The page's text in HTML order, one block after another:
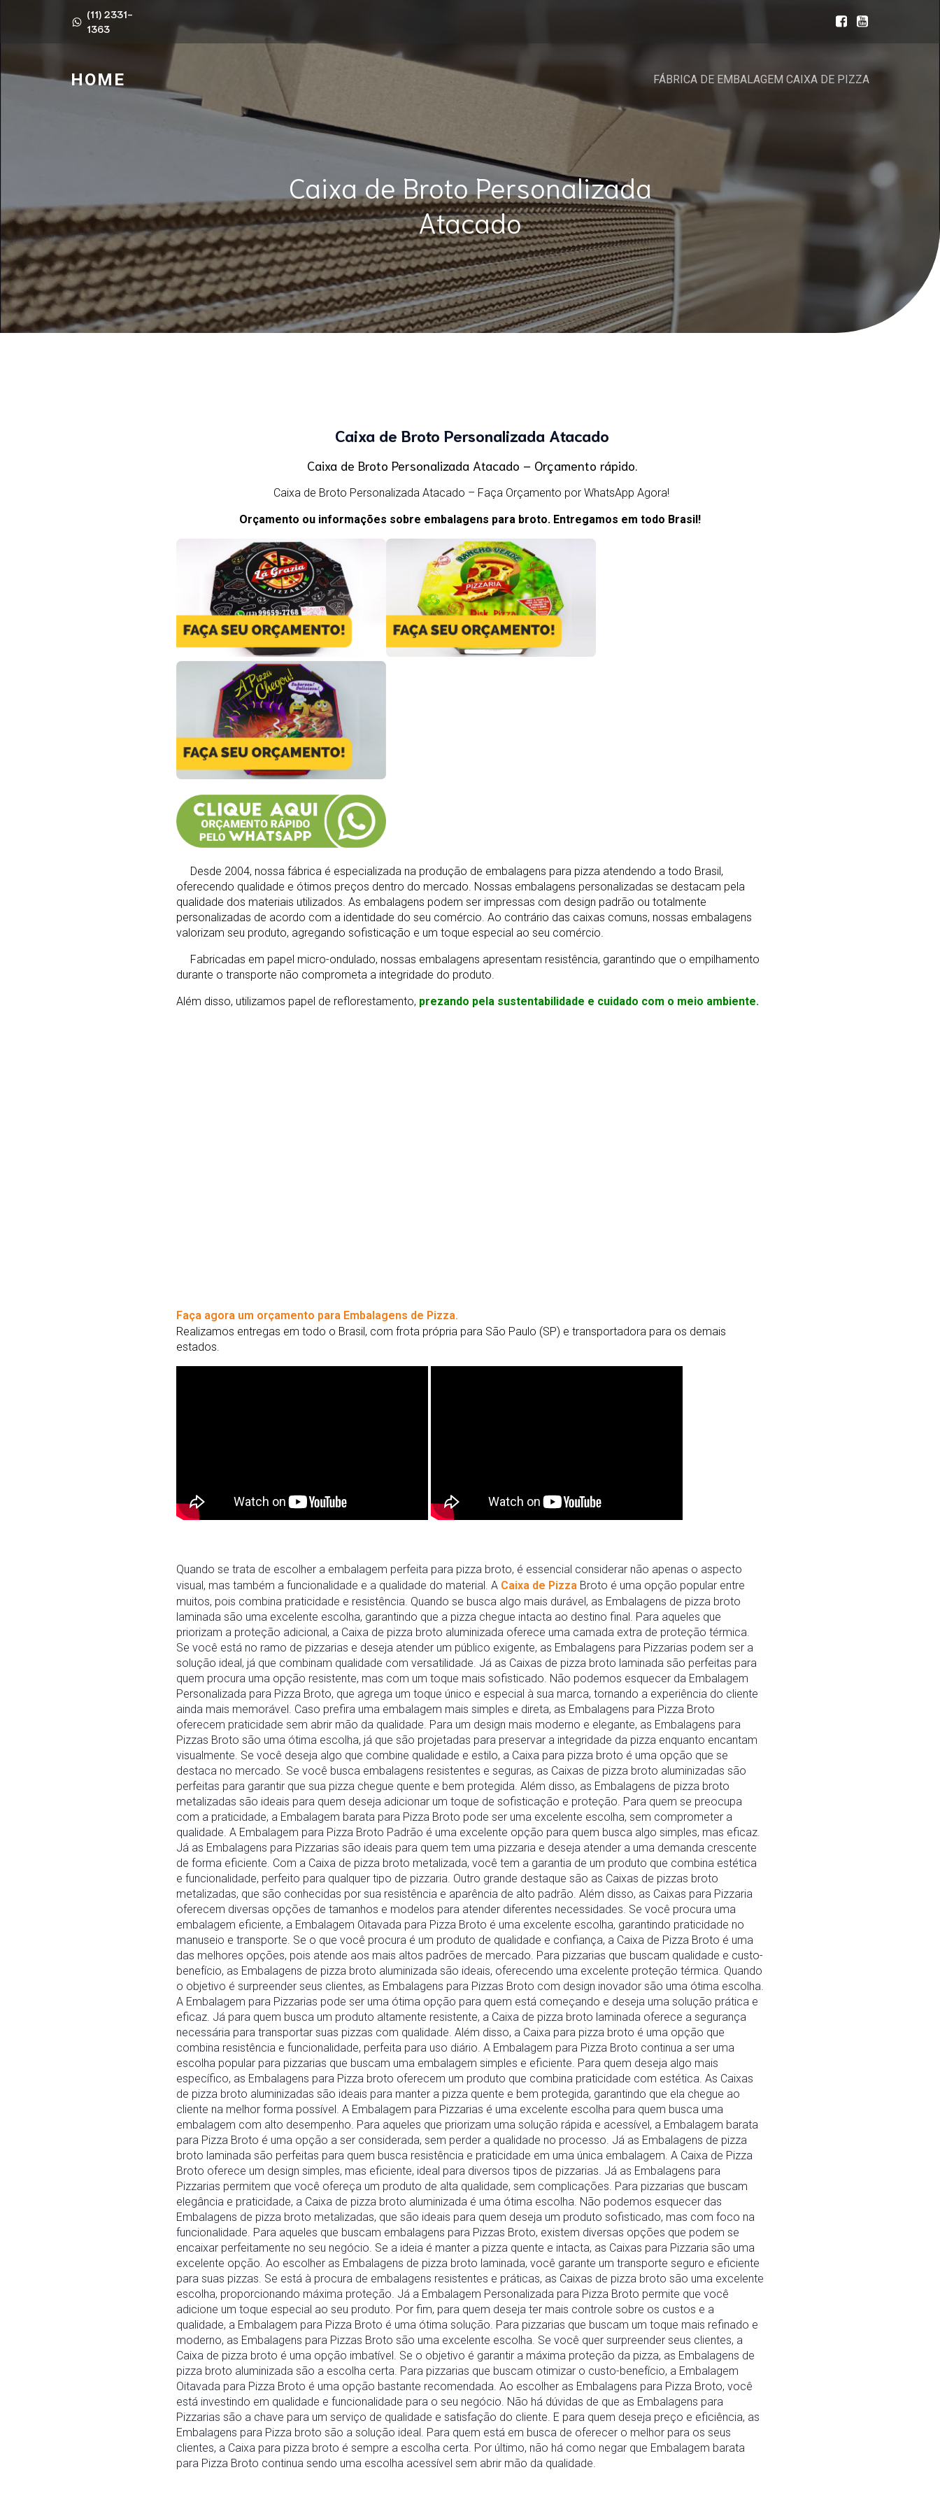
(11) 2331-
1363
HOME FÁBRICA DE EMBALAGEM CAIXA DE PIZZA
Caixa de Broto Personalizada
Atacado
Caixa de Broto Personalizada Atacado
Caixa de Broto Personalizada Atacado – Orçamento rápido.
Caixa de Broto Personalizada Atacado – Faça Orçamento por WhatsApp Agora!
Orçamento ou informações sobre embalagens para broto. Entregamos em todo Brasil!
Desde 2004, nossa fábrica é especializada na produção de embalagens para pizza atendendo a todo Brasil,
oferecendo qualidade e ótimos preços dentro do mercado. Nossas embalagens personalizadas se destacam pela
qualidade dos materiais utilizados. As embalagens podem ser impressas com design padrão ou totalmente
personalizadas de acordo com a identidade do seu comércio. Ao contrário das caixas comuns, nossas embalagens
valorizam seu produto, agregando sofisticação e um toque especial ao seu comércio.
Fabricadas em papel micro-ondulado, nossas embalagens apresentam resistência, garantindo que o empilhamento
durante o transporte não comprometa a integridade do produto.
Além disso, utilizamos papel de reflorestamento, prezando pela sustentabilidade e cuidado com o meio ambiente.
Faça agora um orçamento para Embalagens de Pizza.
Realizamos entregas em todo o Brasil, com frota própria para São Paulo (SP) e transportadora para os demais
estados.
Quando se trata de escolher a embalagem perfeita para pizza broto, é essencial considerar não apenas o aspecto
visual, mas também a funcionalidade e a qualidade do material. A Caixa de Pizza Broto é uma opção popular entre
muitos, pois combina praticidade e resistência. Quando se busca algo mais durável, as Embalagens de pizza broto
laminada são uma excelente escolha, garantindo que a pizza chegue intacta ao destino final. Para aqueles que
priorizam a proteção adicional, a Caixa de pizza broto aluminizada oferece uma camada extra de proteção térmica.
Se você está no ramo de pizzarias e deseja atender um público exigente, as Embalagens para Pizzarias podem ser a
solução ideal, já que combinam qualidade com versatilidade. Já as Caixas de pizza broto laminada são perfeitas para
quem procura uma opção resistente, mas com um toque mais sofisticado. Não podemos esquecer da Embalagem
Personalizada para Pizza Broto, que agrega um toque único e especial à sua marca, tornando a experiência do cliente
ainda mais memorável. Caso prefira uma embalagem mais simples e direta, as Embalagens para Pizza Broto
oferecem praticidade sem abrir mão da qualidade. Para um design mais moderno e elegante, as Embalagens para
Pizzas Broto são uma ótima escolha, já que são projetadas para preservar a integridade da pizza enquanto encantam
visualmente. Se você deseja algo que combine qualidade e estilo, a Caixa para pizza broto é uma opção que se
destaca no mercado. Se você busca embalagens resistentes e seguras, as Caixas de pizza broto aluminizadas são
perfeitas para garantir que sua pizza chegue quente e bem protegida. Além disso, as Embalagens de pizza broto
metalizadas são ideais para quem deseja adicionar um toque de sofisticação e proteção. Para quem se preocupa
com a praticidade, a Embalagem barata para Pizza Broto pode ser uma excelente escolha, sem comprometer a
qualidade. A Embalagem para Pizza Broto Padrão é uma excelente opção para quem busca algo simples, mas eficaz.
Já as Embalagens para Pizzarias são ideais para quem tem uma pizzaria e deseja atender a uma demanda crescente
de forma eficiente. Com a Caixa de pizza broto metalizada, você tem a garantia de um produto que combina estética
e funcionalidade, perfeito para qualquer tipo de pizzaria. Outro grande destaque são as Caixas de pizzas broto
metalizadas, que são conhecidas por sua resistência e aparência de alto padrão. Além disso, as Caixas para Pizzaria
oferecem diversas opções de tamanhos e modelos para atender diferentes necessidades. Se você procura uma
embalagem eficiente, a Embalagem Oitavada para Pizza Broto é uma excelente escolha, garantindo praticidade no
manuseio e transporte. Se o que você procura é um produto de qualidade e confiança, a Caixa de Pizza Broto é uma
das melhores opções, pois atende aos mais altos padrões de mercado. Para pizzarias que buscam qualidade e custo-
benefício, as Embalagens de pizza broto aluminizada são ideais, oferecendo uma excelente proteção térmica. Quando
o objetivo é surpreender seus clientes, as Embalagens para Pizzas Broto com design inovador são uma ótima escolha.
A Embalagem para Pizzarias pode ser uma ótima opção para quem está começando e deseja uma solução prática e
eficaz. Já para quem busca um produto altamente resistente, a Caixa de pizza broto laminada oferece a segurança
necessária para transportar suas pizzas com qualidade. Além disso, a Caixa para pizza broto é uma opção que
combina resistência e funcionalidade, perfeita para uso diário. A Embalagem para Pizza Broto continua a ser uma
escolha popular para pizzarias que buscam uma embalagem simples e eficiente. Para quem deseja algo mais
específico, as Embalagens para Pizza broto oferecem um produto que combina praticidade com estética. As Caixas
de pizza broto aluminizadas são ideais para manter a pizza quente e bem protegida, garantindo que ela chegue ao
cliente na melhor forma possível. A Embalagem para Pizzarias é uma excelente escolha para quem busca uma
embalagem com alto desempenho. Para aqueles que priorizam uma solução rápida e acessível, a Embalagem barata
para Pizza Broto é uma opção a ser considerada, sem perder a qualidade no processo. Já as Embalagens de pizza
broto laminada são perfeitas para quem busca resistência e praticidade em uma única embalagem. A Caixa de Pizza
Broto oferece um design simples, mas eficiente, ideal para diversos tipos de pizzarias. Já as Embalagens para
Pizzarias permitem que você ofereça um produto de alta qualidade, sem complicações. Para pizzarias que buscam
elegância e praticidade, a Caixa de pizza broto aluminizada é uma ótima escolha. Não podemos esquecer das
Embalagens de pizza broto metalizadas, que são ideais para quem deseja um produto sofisticado, mas com foco na
funcionalidade. Para aqueles que buscam embalagens para Pizzas Broto, existem diversas opções que podem se
encaixar perfeitamente no seu negócio. Se a ideia é manter a pizza quente e intacta, as Caixas para Pizzaria são uma
excelente opção. Ao escolher as Embalagens de pizza broto laminada, você garante um transporte seguro e eficiente
para suas pizzas. Se está à procura de embalagens resistentes e práticas, as Caixas de pizza broto são uma excelente
escolha, proporcionando máxima proteção. Já a Embalagem Personalizada para Pizza Broto permite que você
adicione um toque especial ao seu produto. Por fim, para quem deseja ter mais controle sobre os custos e a
qualidade, a Embalagem para Pizza Broto é uma ótima solução. Para pizzarias que buscam um toque mais refinado e
moderno, as Embalagens para Pizzas Broto são uma excelente escolha. Se você quer surpreender seus clientes, a
Caixa de pizza broto é uma opção imbatível. Se o objetivo é garantir a máxima proteção da pizza, as Embalagens de
pizza broto aluminizada são a escolha certa. Para pizzarias que buscam otimizar o custo-benefício, a Embalagem
Oitavada para Pizza Broto é uma opção bastante recomendada. Ao escolher as Embalagens para Pizza Broto, você
está investindo em qualidade e funcionalidade para o seu negócio. Não há dúvidas de que as Embalagens para
Pizzarias são a chave para um serviço de qualidade e satisfação do cliente. E para quem deseja preço e eficiência, as
Embalagens para Pizza broto são a solução ideal. Para quem está em busca de oferecer o melhor para os seus
clientes, a Caixa para pizza broto é sempre a escolha certa. Por último, não há como negar que Embalagem barata
para Pizza Broto continua sendo uma escolha acessível sem abrir mão da qualidade.